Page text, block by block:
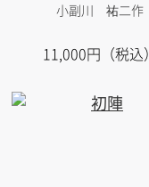
小副川 祐二作
11,000円（税込）